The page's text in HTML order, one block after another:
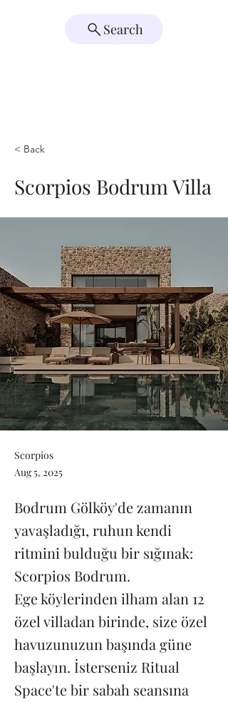
Search
< Back
Scorpios Bodrum Villa
Scorpios
Aug 5, 2025
Bodrum Gölköy'de zamanın
yavaşladığı, ruhun kendi
ritmini bulduğu bir sığınak:
Scorpios Bodrum.
Ege köylerinden ilham alan 12
özel villadan birinde, size özel
havuzunuzun başında güne
başlayın. İsterseniz Ritual
Space'te bir sabah seansına